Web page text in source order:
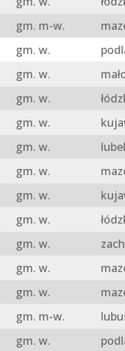
gm. m-w.
gm. w.
gm. w.
gm. w.
gm. w.
gm. w.
gm. w.
gm. w.
gm. w.
gm. w.
gm. w.
gm. w.
gm. m-w.
gm. w.